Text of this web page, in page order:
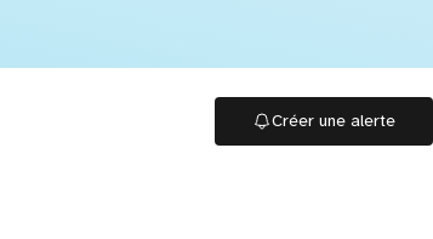
Créer une alerte